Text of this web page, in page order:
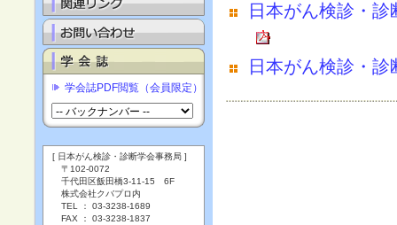
学会誌PDF閲覧（会員限定）
[ 日本がん検診・診断学会事務局 ]
〒102-0072
千代田区飯田橋3-11-15 6F
株式会社クバプロ内
TEL ： 03-3238-1689
FAX ： 03-3238-1837
日本がん検診・
日本がん検診・